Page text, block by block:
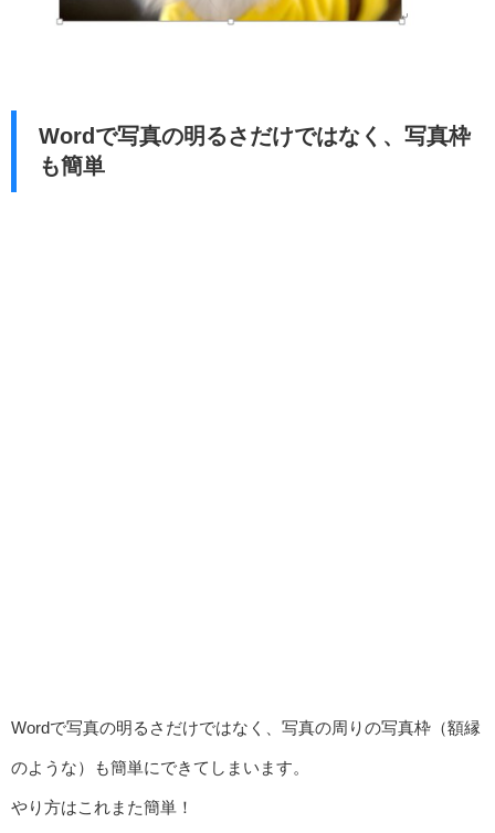
Wordで写真の明るさだけではなく、写真枠
も簡単
Wordで写真の明るさだけではなく、写真の周りの写真枠（額縁
のような）も簡単にできてしまいます。
やり方はこれまた簡単！